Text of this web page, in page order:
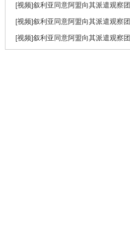
[视频]叙利亚同意阿盟向其派遣观察团
[视频]叙利亚同意阿盟向其派遣观察团
[视频]叙利亚同意阿盟向其派遣观察团